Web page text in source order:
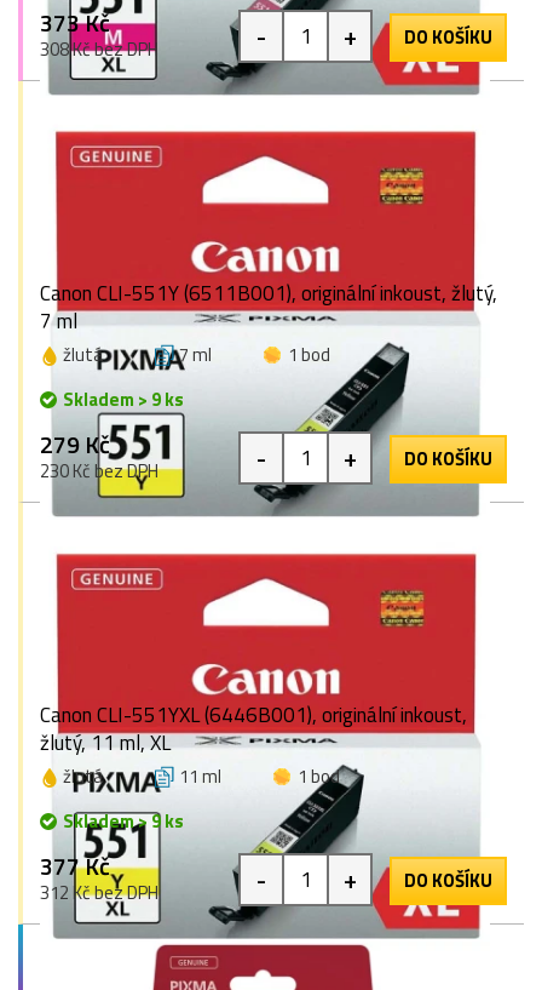
373 Kč
308 Kč bez DPH - + DO KOŠÍKU
Canon CLI-551Y (6511B001), originální inkoust, žlutý,
7 ml
žlutá 7 ml
1 bod
Skladem > 9 ks
279 Kč
230 Kč bez DPH - + DO KOŠÍKU
Canon CLI-551YXL (6446B001), originální inkoust,
žlutý, 11 ml, XL
žlutá 11 ml
1 bod
Skladem > 9 ks
377 Kč
312 Kč bez DPH - + DO KOŠÍKU